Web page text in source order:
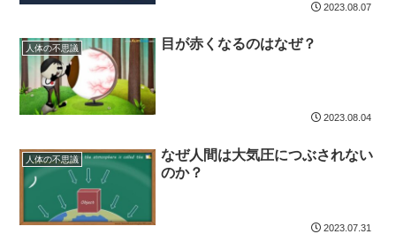
2023.08.07
人体の不思議 目が赤くなるのはなぜ？
2023.08.04
人体の不思議
なぜ人間は大気圧につぶされない
のか？
2023.07.31